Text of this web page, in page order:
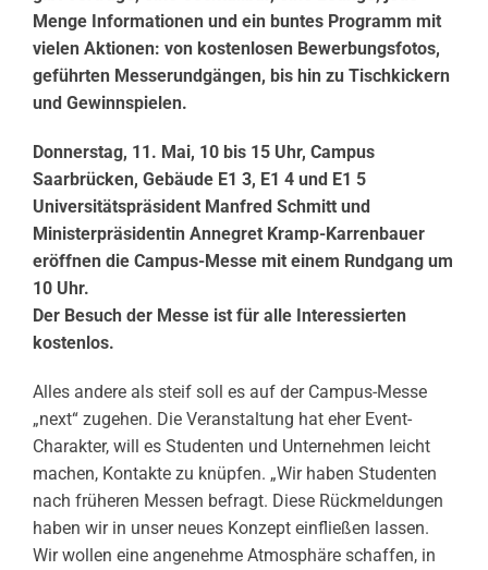
Menge Informationen und ein buntes Programm mit
vielen Aktionen: von kostenlosen Bewerbungsfotos,
geführten Messerundgängen, bis hin zu Tischkickern
und Gewinnspielen.
Donnerstag, 11. Mai, 10 bis 15 Uhr, Campus
Saarbrücken, Gebäude E1 3, E1 4 und E1 5
Universitätspräsident Manfred Schmitt und
Ministerpräsidentin Annegret Kramp-Karrenbauer
eröffnen die Campus-Messe mit einem Rundgang um
10 Uhr.
Der Besuch der Messe ist für alle Interessierten
kostenlos.
Alles andere als steif soll es auf der Campus-Messe
„next“ zugehen. Die Veranstaltung hat eher Event-
Charakter, will es Studenten und Unternehmen leicht
machen, Kontakte zu knüpfen. „Wir haben Studenten
nach früheren Messen befragt. Diese Rückmeldungen
haben wir in unser neues Konzept einfließen lassen.
Wir wollen eine angenehme Atmosphäre schaffen, in